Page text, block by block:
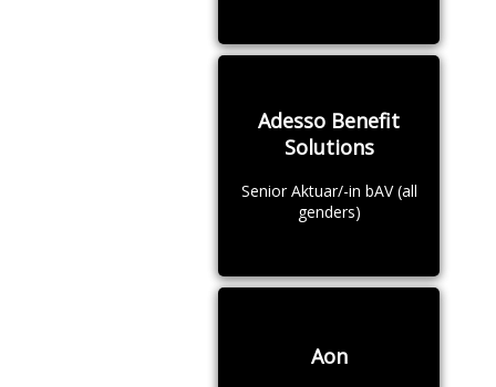
Adesso Benefit
Solutions
Senior Aktuar/-in bAV (all
genders)
Aon